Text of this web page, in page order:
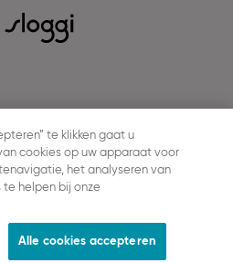
te klikken gaat u
cookies op uw apparaat voor
het analyseren van
te helpen bij onze
Alle cookies accepteren